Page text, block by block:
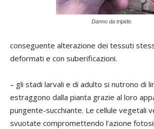
Danno da tripide.
conseguente alterazione dei tessuti
deformati e con suberificazioni.
– gli stadi larvali e di adulto si nutrono di
estraggono dalla pianta grazie al loro
pungente-succhiante. Le cellule vegetali
svuotate compromettendo l’azione